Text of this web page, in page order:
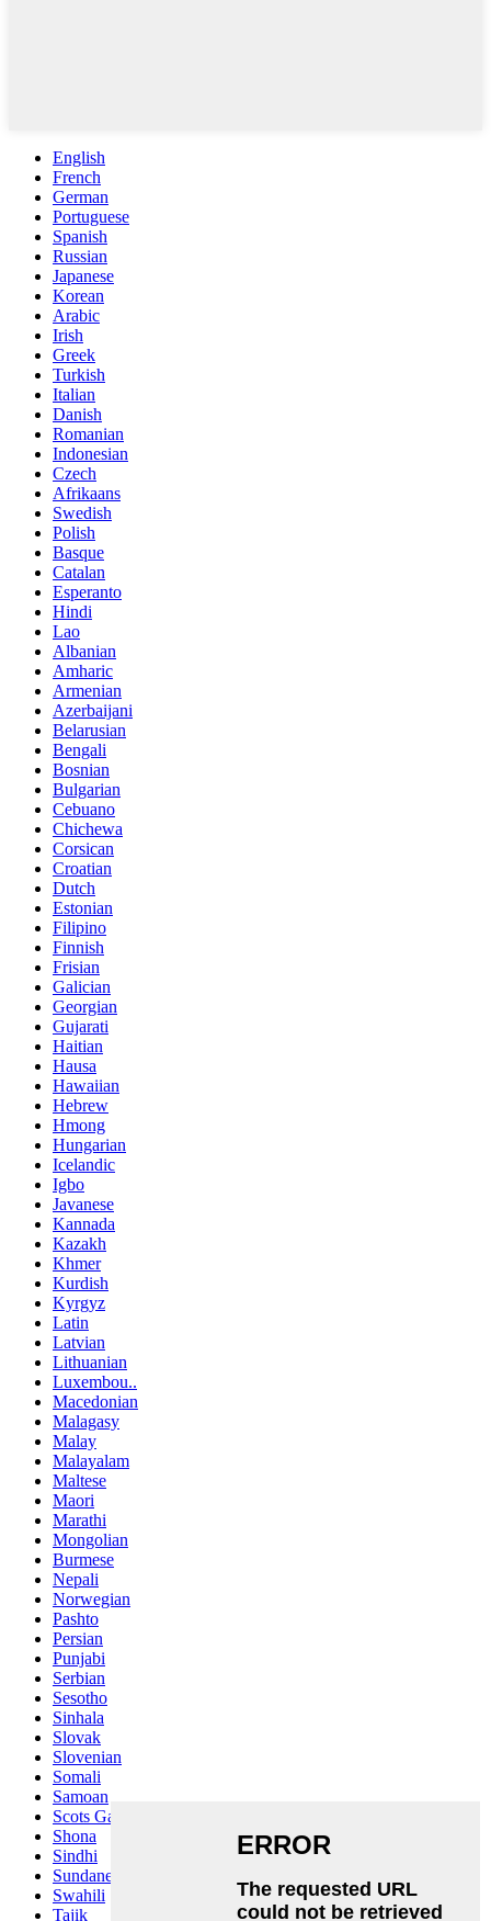
English
French
German
Portuguese
Spanish
Russian
Japanese
Korean
Arabic
Irish
Greek
Turkish
Italian
Danish
Romanian
Indonesian
Czech
Afrikaans
Swedish
Polish
Basque
Catalan
Esperanto
Hindi
Lao
Albanian
Amharic
Armenian
Azerbaijani
Belarusian
Bengali
Bosnian
Bulgarian
Cebuano
Chichewa
Corsican
Croatian
Dutch
Estonian
Filipino
Finnish
Frisian
Galician
Georgian
Gujarati
Haitian
Hausa
Hawaiian
Hebrew
Hmong
Hungarian
Icelandic
Igbo
Javanese
Kannada
Kazakh
Khmer
Kurdish
Kyrgyz
Latin
Latvian
Lithuanian
Luxembou..
Macedonian
Malagasy
Malay
Malayalam
Maltese
Maori
Marathi
Mongolian
Burmese
Nepali
Norwegian
Pashto
Persian
Punjabi
Serbian
Sesotho
Sinhala
Slovak
Slovenian
Somali
Samoan
Scots Gaelic
Shona
Sindhi
Sundanese
Swahili
Tajik